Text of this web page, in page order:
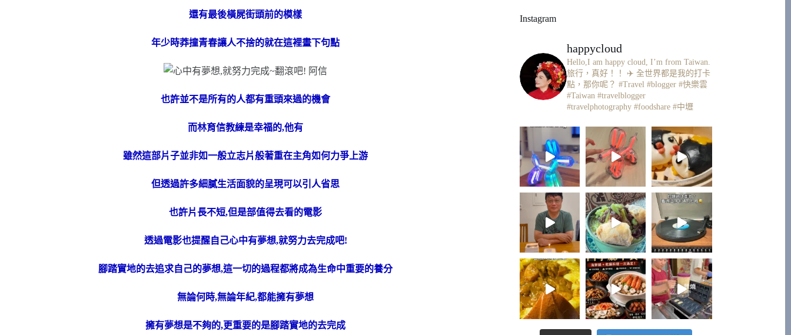
還有最後橫屍街頭前的模樣
年少時莽撞青春讓人不捨的就在這裡畫下句點
也許並不是所有的人都有重頭來過的機會
而林育信教練是幸福的,他有
雖然這部片子並非如一般立志片般著重在主角如何力爭上游
但透過許多細膩生活面貌的呈現可以引人省思
也許片長不短,但是部值得去看的電影
透過電影也提醒自己心中有夢想,就努力去完成吧!
腳踏實地的去追求自己的夢想,這一切的過程都將成為生命中重要的養分
無論何時,無論年紀,都能擁有夢想
擁有夢想是不夠的,更重要的是腳踏實地的去完成
Instagram
happycloud
Hello,I am happy cloud, I’m from Taiwan.
旅行，真好！！ ✈️ 全世界都是我的打卡
點，那你呢？ #Travel #blogger #快樂雲
#Taiwan #travelblogger
#travelphotography #foodshare #中壢